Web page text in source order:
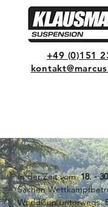
+49 (0)151
In der Zeit vom18. -
Sachen
WorldCup unterwegs.